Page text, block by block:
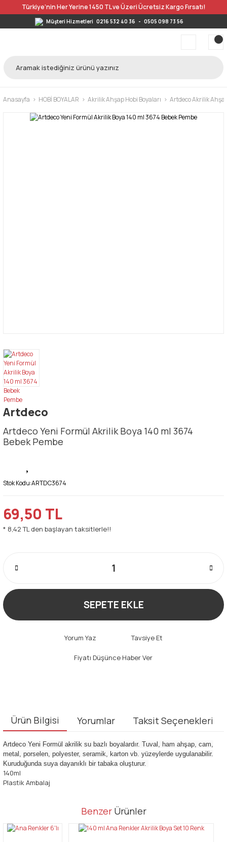
Türkiye’nin Her Yerine 1450 TL ve Üzeri Ücretsiz Kargo Fırsatı!
Müşteri Hizmetleri 0216 532 40 36 - 0505 098 73 56
Anasayfa HOBİ BOYALAR Akrilik Ahşap Hobi Boyaları Artdeco Akrilik
Artdeco
Artdeco Yeni Formül Akrilik Boya 140 ml 3674
Bebek Pembe
Stok Kodu:ARTDC3674
69,50 TL
* 8,42 TL den başlayan taksitlerle!!
SEPETE EKLE
Yorum Yaz Tavsiye Et
Fiyatı Düşünce Haber Ver
Ürün Bilgisi Yorumlar Taksit Seçenekleri
Artdeco Yeni Formül akrilik su bazlı boyalardır. Tuval, ham ahşap, cam,
metal, porselen, polyester, seramik, karton vb. yüzeylerde uygulanabilir.
Kuruduğunda suya dayanıklı bir tabaka oluşturur.
140ml
Plastik Ambalaj
Bu ürüne ilk yorumu siz yapın!
Bu ürünün fiyat bilgisi, resim, ürün açıklamalarında ve diğer
tarafımıza iletebilirsiniz.
Benzer Ürünler